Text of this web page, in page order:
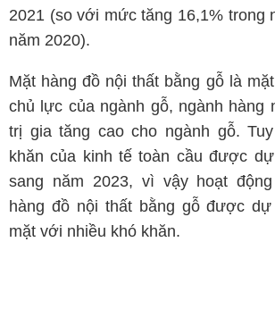
2021 (so với mức tăng 16,1% trong
năm 2020).
Mặt hàng đồ nội thất bằng gỗ là
chủ lực của ngành gỗ, ngành hàng
trị gia tăng cao cho ngành gỗ.
khăn của kinh tế toàn cầu được
sang năm 2023, vì vậy hoạt
hàng đồ nội thất bằng gỗ được
mặt với nhiều khó khăn.